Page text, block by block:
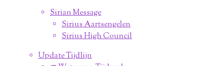
Sirian Message
Sirius Aartsengelen
Sirius High Council
Update Tijdlijn